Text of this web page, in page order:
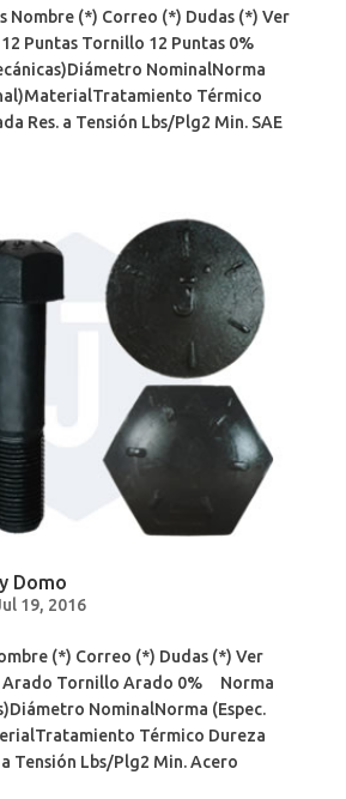
Nombre (*) Correo (*) Dudas (*) Ver
Puntas Tornillo 12 Puntas 0%
NominalNorma
Térmico
Res. a Tensión Lbs/Plg2 Min. SAE
Domo
19, 2016
(*) Correo (*) Dudas (*) Ver
Arado Tornillo Arado 0% Norma
NominalNorma (Espec.
Térmico Dureza
Tensión Lbs/Plg2 Min. Acero